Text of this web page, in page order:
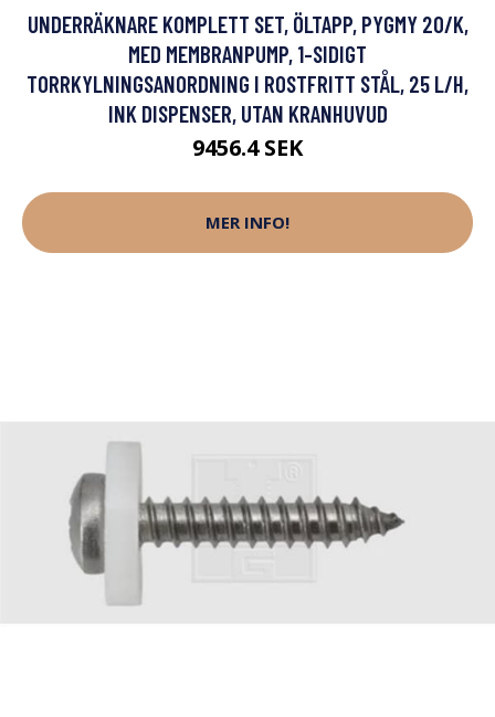
UNDERRÄKNARE KOMPLETT SET, ÖLTAPP, PYGMY 20/K,
MED MEMBRANPUMP, 1-SIDIGT
TORRKYLNINGSANORDNING I ROSTFRITT STÅL, 25 L/H,
INK DISPENSER, UTAN KRANHUVUD
9456.4 SEK
MER INFO!